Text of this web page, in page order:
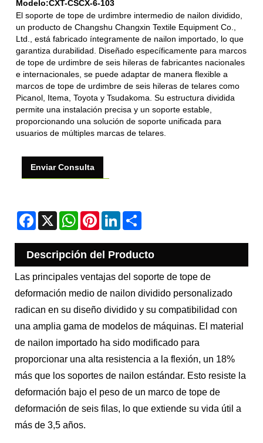
Modelo:CXT-CSCX-6-103
El soporte de tope de urdimbre intermedio de nailon dividido,
un producto de Changshu Changxin Textile Equipment Co.,
Ltd., está fabricado íntegramente de nailon importado, lo que
garantiza durabilidad. Diseñado específicamente para marcos
de tope de urdimbre de seis hileras de fabricantes nacionales
e internacionales, se puede adaptar de manera flexible a
marcos de tope de urdimbre de seis hileras de telares como
Picanol, Itema, Toyota y Tsudakoma. Su estructura dividida
permite una instalación precisa y un soporte estable,
proporcionando una solución de soporte unificada para
usuarios de múltiples marcas de telares.
Enviar Consulta
Facebook
X WhatsApp
PinterestLinkedIn
Descripción del Producto
Las principales ventajas del soporte de tope de
deformación medio de nailon dividido personalizado
radican en su diseño dividido y su compatibilidad con
una amplia gama de modelos de máquinas. El material
de nailon importado ha sido modificado para
proporcionar una alta resistencia a la flexión, un 18%
más que los soportes de nailon estándar. Esto resiste la
deformación bajo el peso de un marco de tope de
deformación de seis filas, lo que extiende su vida útil a
más de 3,5 años.